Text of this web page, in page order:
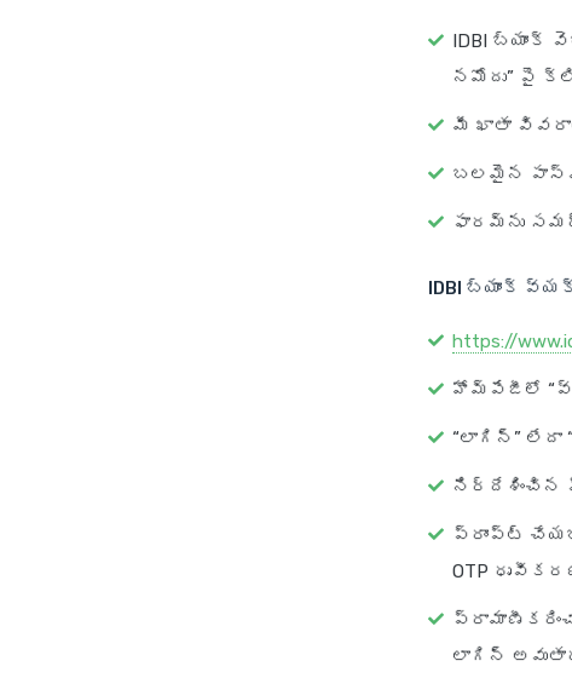
IDBI బ్యాంక్
నమోదు” పై
మీ ఖాతా
బలమైన
ఫారమ్‌ను
IDBI బ్యాంక్
https://
హోమ్‌పేజీలో
“లాగిన్” లేదా
నిర్దేశించిన
ప్రాంప్ట్
OTP
లాగిన్